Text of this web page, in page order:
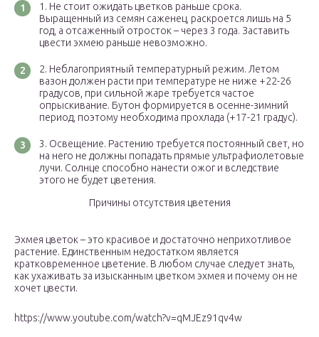
Не стоит ожидать цветков раньше срока.
Выращенный из семян саженец, раскроется лишь на 5
год, а отсаженный отросток – через 3 года. Заставить
цвести эхмею раньше невозможно.
Неблагоприятный температурный режим. Летом
вазон должен расти при температуре не ниже +22-26
градусов, при сильной жаре требуется частое
опрыскивание. Бутон формируется в осенне-зимний
период, поэтому необходима прохлада (+17-21 градус).
Освещение. Растению требуется постоянный свет, но
на него не должны попадать прямые ультрафиолетовые
лучи. Солнце способно нанести ожог и вследствие
этого не будет цветения.
Причины отсутствия цветения
Эхмея цветок – это красивое и достаточно неприхотливое
растение. Единственным недостатком является
кратковременное цветение. В любом случае следует знать,
как ухаживать за изысканным цветком эхмея и почему он не
хочет цвести.
https://www.youtube.com/watch?v=qMJEz91qv4w